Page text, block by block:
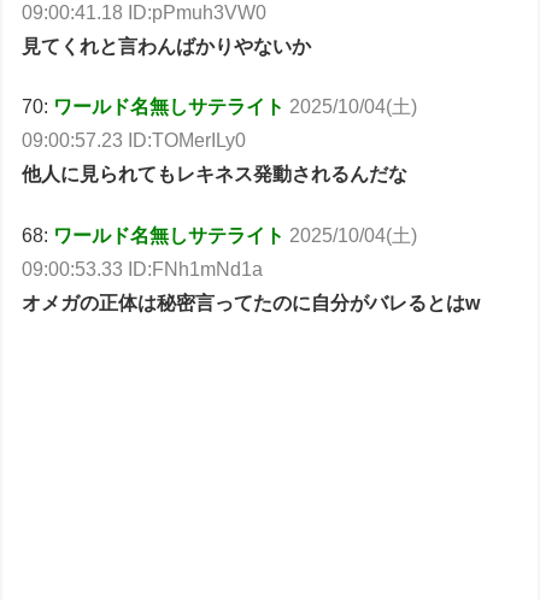
09:00:41.18 ID:pPmuh3VW0
見てくれと言わんばかりやないか
70: ワールド名無しサテライト 2025/10/04(土)
09:00:57.23 ID:TOMerILy0
他人に見られてもレキネス発動されるんだな
68: ワールド名無しサテライト 2025/10/04(土)
09:00:53.33 ID:FNh1mNd1a
オメガの正体は秘密言ってたのに自分がバレるとはw